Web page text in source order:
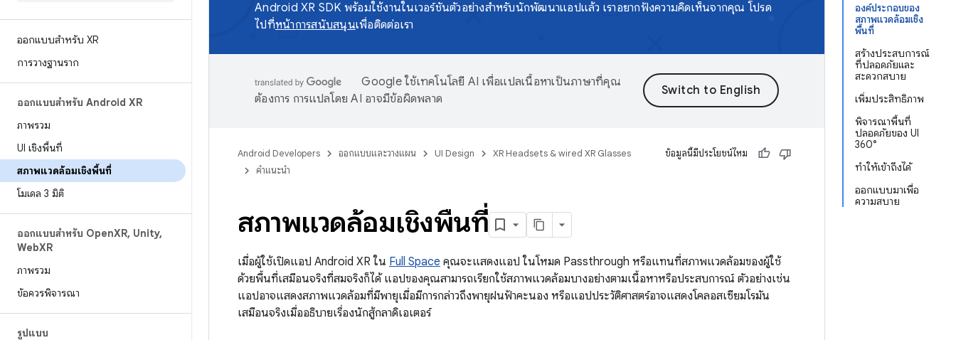
ออกแบบสำหรับ XR
การวางฐานราก
ออกแบบสำหรับ Android XR
ภาพรวม
UI เชิงพื้นที่
สภาพแวดล้อมเชิงพื้นที่
โมเดล 3 มิติ
ออกแบบสำหรับ OpenXR, Unity,
WebXR
ภาพรวม
ข้อควรพิจารณา
รูปแบบ
องค์ประกอบของ
สภาพแวดล้อมเชิง
พื้นที่
สร้างประสบการณ์
ที่ปลอดภัยและ
สะดวกสบาย
เพิ่มประสิทธิภาพ
พิจารณาพื้นที่
ปลอดภัยของ UI
360°
ทำให้เข้าถึงได้
ออกแบบมาเพื่อ
ความสบาย
Android XR SDK พร้อมใช้งานในเวอร์ชันตัวอย่างสำหรับนักพัฒนาแอปแล้ว เราอยากฟังความคิดเห็นจากคุณ โปรด
ไปที่หน้าการสนับสนุนเพื่อติดต่อเรา
Google ใช้เทคโนโลยี AI เพื่อแปลเนื้อหาเป็นภาษาที่คุณ
ต้องการ การแปลโดย AI อาจมีข้อผิดพลาด
Android Developers ออกแบบและวางแผน UI Design
XR Headsets & wired XR Glasses
คำแนะนำ
ข้อมูลนี้มีประโยชน์ไหม
สภาพแวดล้อมเชิงพื้นที่
เมื่อผู้ใช้เปิดแอป Android XR ใน Full Space คุณจะแสดงแอป ในโหมด Passthrough หรือแทนที่สภาพแวดล้อมของผู้ใช้
ด้วยพื้นที่เสมือนจริงที่สมจริงก็ได้ แอปของคุณสามารถเรียกใช้สภาพแวดล้อมบางอย่างตามเนื้อหาหรือประสบการณ์ ตัวอย่างเช่น
แอปอาจแสดงสภาพแวดล้อมที่มีพายุเมื่อมีการกล่าวถึงพายุฝนฟ้าคะนอง หรือแอปประวัติศาสตร์อาจแสดงโคลอสเซียมโรมัน
เสมือนจริงเมื่ออธิบายเรื่องนักสู้กลาดิเอเตอร์